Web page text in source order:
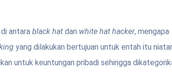
antara black hat dan white hat hacker, mengapa
yang dilakukan bertujuan untuk entah itu
untuk keuntungan pribadi sehingga